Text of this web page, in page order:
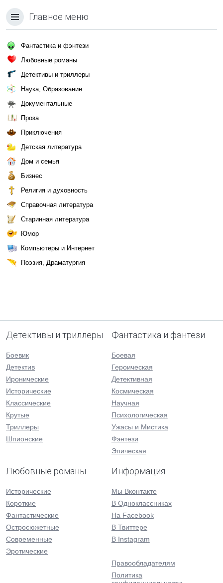
Главное меню
Фантастика и фэнтези
Любовные романы
Детективы и триллеры
Наука, Образование
Документальные
Проза
Приключения
Детская литература
Дом и семья
Бизнес
Религия и духовность
Справочная литература
Старинная литература
Юмор
Компьютеры и Интернет
Поэзия, Драматургия
Детективы и триллеры
Боевик
Детектив
Иронические
Исторические
Классические
Крутые
Триллеры
Шпионские
Фантастика и фэнтези
Боевая
Героическая
Детективная
Космическая
Научная
Психологическая
Ужасы и Мистика
Фэнтези
Эпическая
Любовные романы
Исторические
Короткие
Фантастические
Остросюжетные
Современные
Эротические
Информация
Мы Вконтакте
В Одноклассниках
На Facebook
В Твиттере
В Instagram
Правообладателям
Политика